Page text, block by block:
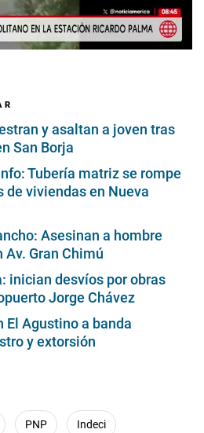
y asaltan a joven tras
San Borja
Tubería matriz se rompe
de viviendas en Nueva
Asesinan a hombre
Gran Chimú
inician desvíos por obras
Jorge Chávez
El Agustino a banda
y extorsión
PNP Indeci